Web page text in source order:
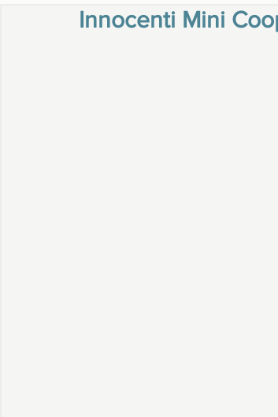
Innocenti Mini